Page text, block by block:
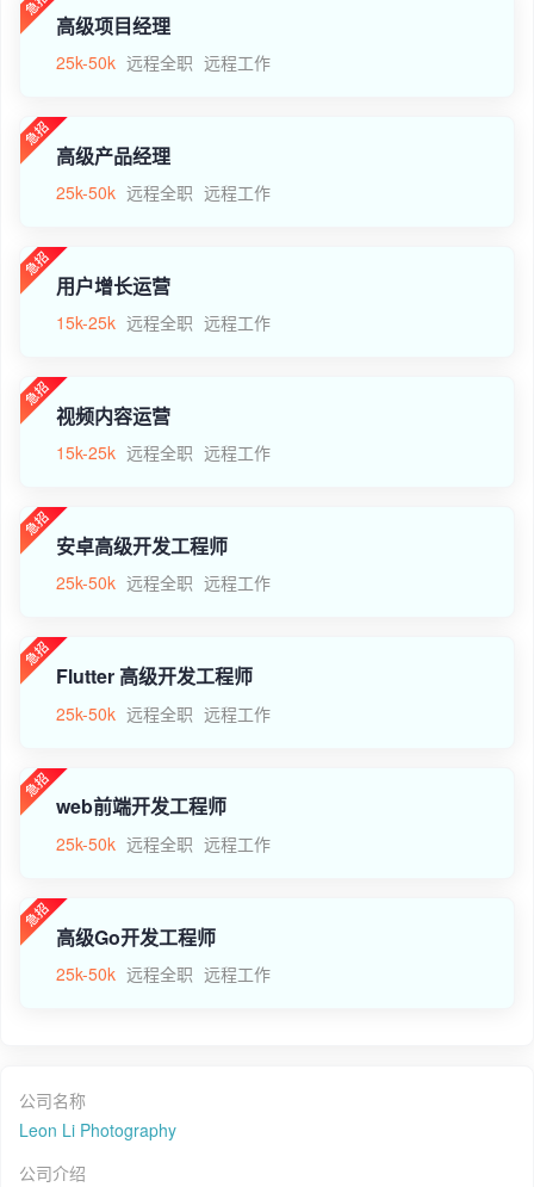
高级项目经理
25k-50k 远程全职 远程工作
高级产品经理
25k-50k 远程全职 远程工作
用户增长运营
15k-25k 远程全职 远程工作
视频内容运营
15k-25k 远程全职 远程工作
安卓高级开发工程师
25k-50k 远程全职 远程工作
Flutter 高级开发工程师
25k-50k 远程全职 远程工作
web前端开发工程师
25k-50k 远程全职 远程工作
高级Go开发工程师
25k-50k 远程全职 远程工作
公司名称
Leon Li Photography
公司介绍